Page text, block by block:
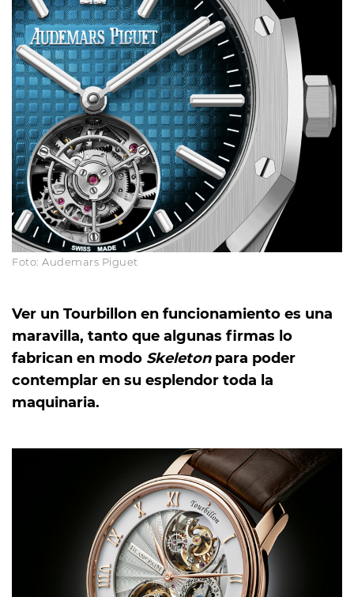
Foto: Audemars Piguet
Ver un Tourbillon en funcionamiento es una
maravilla, tanto que algunas firmas lo
fabrican en modo Skeletonpara poder
contemplar en su esplendor toda la
maquinaria.